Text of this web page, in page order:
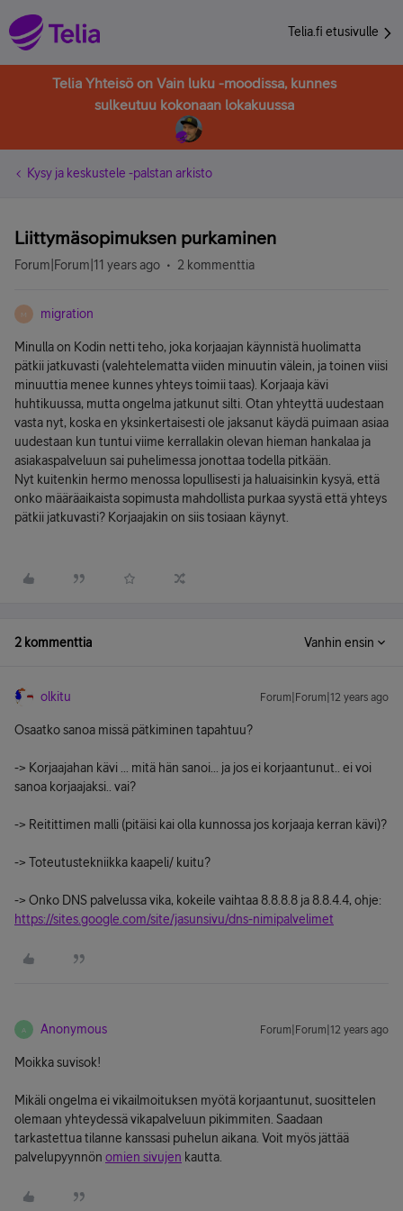
Telia.fi etusivulle
Telia Yhteisö on Vain luku -moodissa, kunnes
sulkeutuu kokonaan lokakuussa
Kysy ja keskustele -palstan arkisto
Liittymäsopimuksen purkaminen
Forum|Forum|11 years ago 2 kommenttia
M migration
Minulla on Kodin netti teho, joka korjaajan käynnistä huolimatta
pätkii jatkuvasti (valehtelematta viiden minuutin välein, ja toinen viisi
minuuttia menee kunnes yhteys toimii taas). Korjaaja kävi
huhtikuussa, mutta ongelma jatkunut silti. Otan yhteyttä uudestaan
vasta nyt, koska en yksinkertaisesti ole jaksanut käydä puimaan asiaa
uudestaan kun tuntui viime kerrallakin olevan hieman hankalaa ja
asiakaspalveluun sai puhelimessa jonottaa todella pitkään.
Nyt kuitenkin hermo menossa lopullisesti ja haluaisinkin kysyä, että
onko määräaikaista sopimusta mahdollista purkaa syystä että yhteys
pätkii jatkuvasti? Korjaajakin on siis tosiaan käynyt.
2 kommenttia Vanhin ensin
olkitu Forum|Forum|12 years ago
Osaatko sanoa missä pätkiminen tapahtuu?
-> Korjaajahan kävi ... mitä hän sanoi... ja jos ei korjaantunut.. ei voi
sanoa korjaajaksi.. vai?
-> Reitittimen malli (pitäisi kai olla kunnossa jos korjaaja kerran kävi)?
-> Toteutustekniikka kaapeli/ kuitu?
-> Onko DNS palvelussa vika, kokeile vaihtaa 8.8.8.8 ja 8.8.4.4, ohje:
https://sites.google.com/site/jasunsivu/dns-nimipalvelimet
A Anonymous Forum|Forum|12 years ago
Moikka suvisok!
Mikäli ongelma ei vikailmoituksen myötä korjaantunut, suosittelen
olemaan yhteydessä vikapalveluun pikimmiten. Saadaan
tarkastettua tilanne kanssasi puhelun aikana. Voit myös jättää
palvelupyynnön omien sivujen kautta.